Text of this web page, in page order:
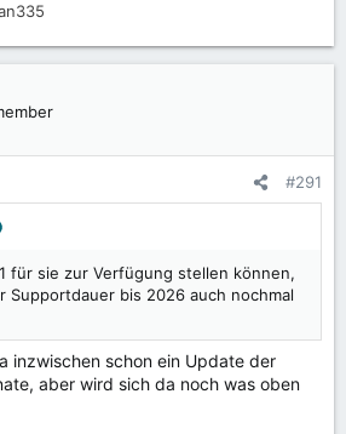
#291
für sie zur Verfügung stellen können,
Supportdauer bis 2026 auch nochmal
inzwischen schon ein Update der
aber wird sich da noch was oben